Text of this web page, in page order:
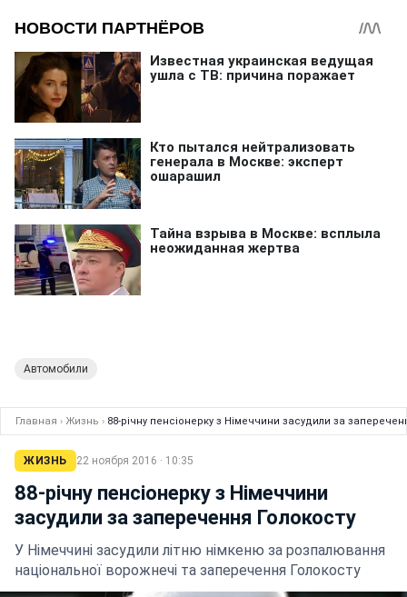
Автомобили
Главная › Жизнь › 88-річну пенсіонерку з Німеччини засудили за
ЖИЗНЬ 22 ноября 2016 · 10:35
88-річну пенсіонерку з Німеччини
засудили за заперечення Голокосту
У Німеччині засудили літню німкеню за розпалювання
національної ворожнечі та заперечення Голокосту